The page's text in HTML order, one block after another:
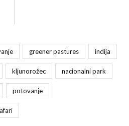
greener pastures indija
kljunorožec nacionalni park
potovanje